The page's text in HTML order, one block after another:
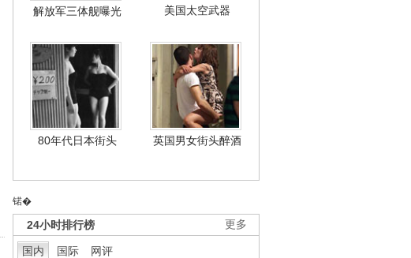
解放军三体舰曝光 美国太空武器
80年代日本街头 英国男女街头醉酒
锘�
更多
24小时排行榜
国内 国际 网评